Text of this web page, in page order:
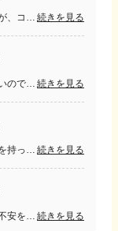
続きを見る
続きを見る
続きを見る
続きを見る